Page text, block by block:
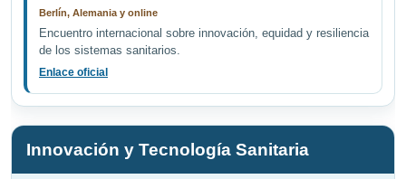
Berlín, Alemania y online
Encuentro internacional sobre innovación, equidad y resiliencia
de los sistemas sanitarios.
Enlace oficial
Innovación y Tecnología Sanitaria